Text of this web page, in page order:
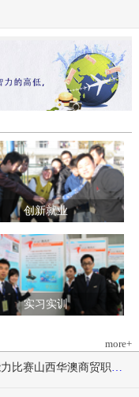
康体魄、锤炼坚韧意
精神、协作意识转化
力，凝心聚力、笃行
学院高质量发展的崭
场精彩展演。 健康
雅交谊舞翩跹起舞，
，在旋转与迈步间绽
于心，团
暖有力，音符与舞步
，凝聚团结力量，共
业学院2026年春季田
发实践教学基地，打
要强化队伍建设。通
训、观摩交流等形
务精、作风正的党务
要推动深度融合。把
设、科研创新、人才
程，让党建引领下的
办高校规范发展，也
度。 在共同见
署了《党建和思想政
此次签约不
工作搭建起常态化、
更为三方在更广领
奠定了坚实基础。相
接、深化交流，推动
共同谱写公办民办高
。
创新就业
实习实训
more+
贸职业学院参赛团队信息公示